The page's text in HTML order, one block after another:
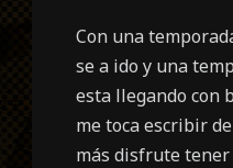
Con una
se a ido y una
esta llegando con
me toca escribir
más disfrute tener